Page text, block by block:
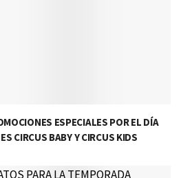
ESPECIALES POR EL DÍA
CIRCUS BABY Y CIRCUS KIDS